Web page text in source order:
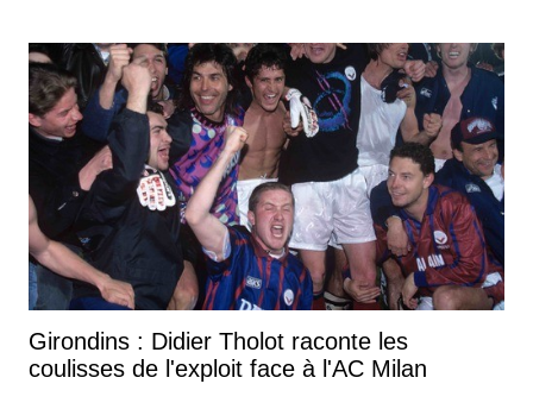
Girondins : Didier Tholot raconte les
coulisses de l'exploit face à l'AC Milan